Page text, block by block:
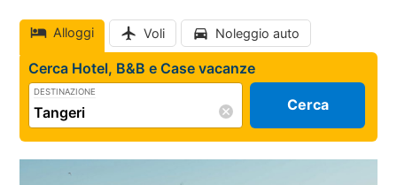
Alloggi Voli Noleggio auto
Cerca Hotel, B&B e Case vacanze
DESTINAZIONE
Cerca